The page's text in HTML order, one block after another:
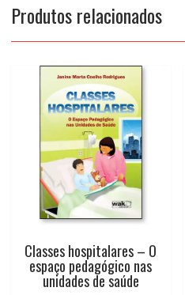
Produtos relacionados
Classes hospitalares – O
espaço pedagógico nas
unidades de saúde